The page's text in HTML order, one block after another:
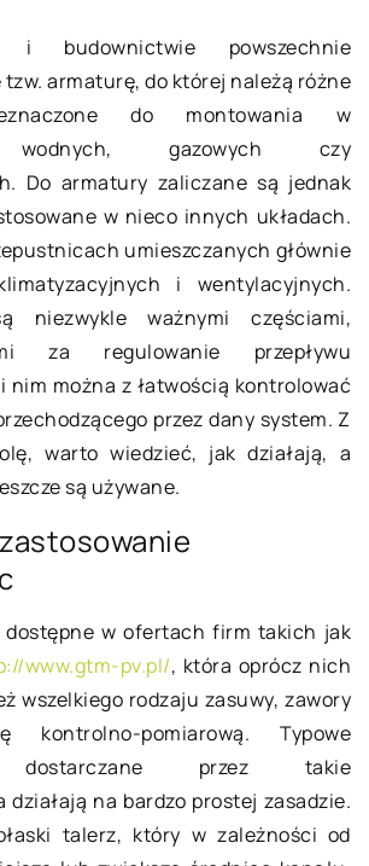
i budownictwie powszechnie
armaturę, do której należą różne
do montowania w
wodnych, gazowych czy
Do armatury zaliczane są jednak
w nieco innych układach.
umieszczanych głównie
i wentylacyjnych.
niezwykle ważnymi częściami,
za regulowanie przepływu
nim można z łatwością kontrolować
przez dany system. Z
warto wiedzieć, jak działają, a
są używane.
dostępne w ofertach firm takich jak
www.gtm-pv.pl/, która oprócz nich
wszelkiego rodzaju zasuwy, zawory
kontrolno-pomiarową. Typowe
dostarczane przez takie
działają na bardzo prostej zasadzie.
talerz, który w zależności od